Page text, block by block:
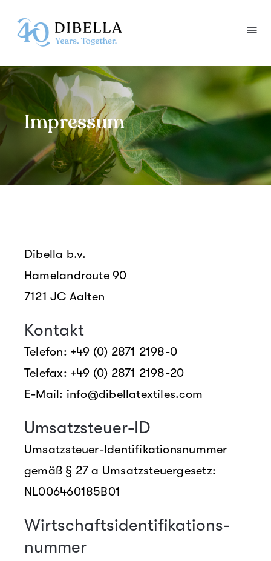
Impressum
Dibella b.v.
Hamelandroute 90
7121 JC Aalten
Kontakt
Telefon: +49 (0) 2871 2198-0
Telefax: +49 (0) 2871 2198-20
E-Mail: info@dibellatextiles.com
Umsatzsteuer-ID
Umsatzsteuer-Identifikationsnummer
gemäß § 27 a Umsatzsteuergesetz:
NL006460185B01
Wirtschafts­identifikations­
nummer